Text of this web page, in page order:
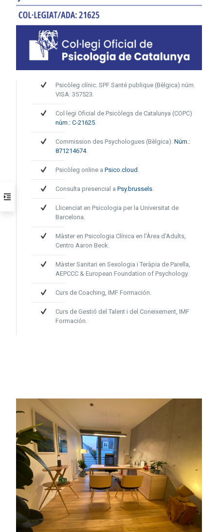
Psicòleg clínic. SPF Santé publique (Bèlgica) núm.
VISA: 357523.
Col·legi Oficial de Psicòlegs de Catalunya (COPC)
núm.: C-21625
Commission des Psychologues (Bèlgica). Núm.:
871214674.
Psicòleg online a Psico.cloud
Consulta presencial a Psy.brussels
Llicenciat en Psicologia per la Universitat de
Barcelona.
Màster en Psicologia Clínica en l'Àrea d'Adults,
Centro Aaron Beck.
Màster Sanitari en Sexologia i Teràpia de Parella,
AEPCCC & European Foundation of Psychology.
Curs de Coaching, IMF Formación.
Curs de Gestió del Talent i del Coneixement, IMF
Formación.